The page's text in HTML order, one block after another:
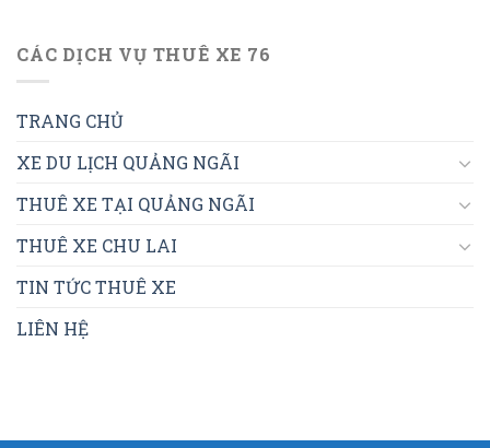
CÁC DỊCH VỤ THUÊ XE 76
TRANG CHỦ
XE DU LỊCH QUẢNG NGÃI
THUÊ XE TẠI QUẢNG NGÃI
THUÊ XE CHU LAI
TIN TỨC THUÊ XE
LIÊN HỆ